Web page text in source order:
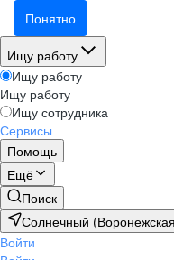
Понятно
Ищу работу
Ищу работу
Ищу работу
Ищу сотрудника
Сервисы
Помощь
Ещё
Поиск
Солнечный
Войти